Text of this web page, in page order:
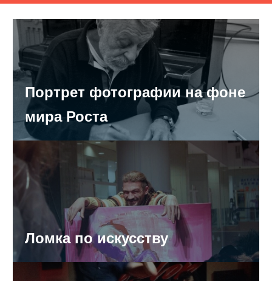
В области сожгли 150 кг говядины
Рубакову продлили арест еще на два месяца
Самарских водителей пропустят через «живой
коридор» ГИБДДшников
СМИ: проект развязок на Московском шоссе сделан по
устаревшим ГОСТам
В Самаре с начала года в ДТП попали 23 автомобиля
«скорой помощи»
Портрет фотографии на фоне
мира Роста
Ломка по искусству